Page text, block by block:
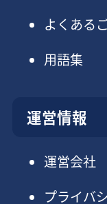
よくある
用語集
運営情報
運営会社
プライバ